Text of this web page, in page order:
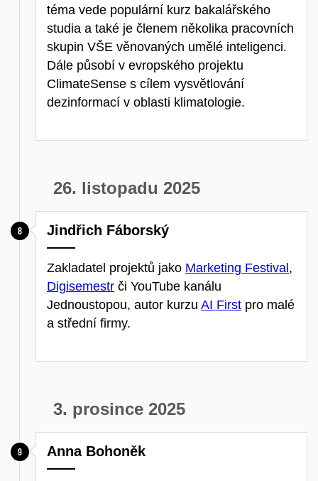
téma vede populární kurz bakalářského
studia a také je členem několika pracovních
skupin VŠE věnovaných umělé inteligenci.
Dále působí v evropského projektu
ClimateSense s cílem vysvětlování
dezinformací v oblasti klimatologie.
26. listopadu 2025
Jindřich Fáborský
Zakladatel projektů jako Marketing Festival ,
Digisemestr či YouTube kanálu
Jednoustopou, autor kurzu AI First pro malé
a střední firmy.
3. prosince 2025
Anna Bohoněk